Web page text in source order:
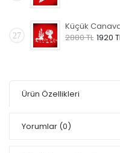
27
2880 TL 1920
Ürün Özellikleri
Yorumlar (0)